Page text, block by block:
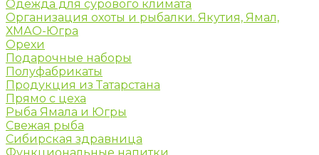
Одежда для сурового климата
Организация охоты и рыбалки. Якутия, Ямал,
ХМАО-Югра
Орехи
Подарочные наборы
Полуфабрикаты
Продукция из Татарстана
Прямо с цеха
Рыба Ямала и Югры
Свежая рыба
Сибирская здравница
Функциональные напитки